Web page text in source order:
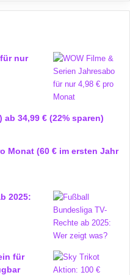
nur
34,99 € (22% sparen)
Monat (60 € im ersten Jahr
2025:
für